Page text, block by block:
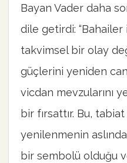
Bayan Vader daha
dile getirdi:
takvimsel bir olay
güçlerini yeniden
vicdan mevzularını
bir fırsattır. Bu,
yenilenmenin
bir sembolü olduğu